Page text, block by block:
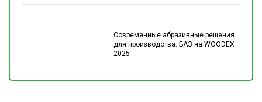
Современные абразивные решения
для производства: БАЗ на WOODEX
2025